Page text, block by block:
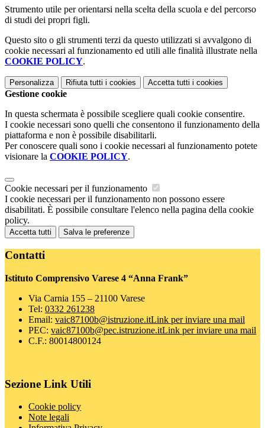
Strumento utile per orientarsi nella scelta della scuola e del percorso
di studi dei propri figli.
Questo sito o gli strumenti terzi da questo utilizzati si avvalgono di
cookie necessari al funzionamento ed utili alle finalità illustrate nella
COOKIE POLICY.
Personalizza Rifiuta tutti i cookies Accetta tutti i cookies
Gestione cookie
In questa schermata è possibile scegliere quali cookie consentire.
I cookie necessari sono quelli che consentono il funzionamento della
piattaforma e non è possibile disabilitarli.
Per conoscere quali sono i cookie necessari al funzionamento potete
visionare la COOKIE POLICY.
Cookie necessari per il funzionamento
I cookie necessari per il funzionamento non possono essere
disabilitati. È possibile consultare l'elenco nella pagina della cookie
policy.
Accetta tutti Salva le preferenze
Contatti
Istituto Comprensivo Varese 4 “Anna Frank”
Via Carnia 155 – 21100 Varese
Tel: 0332 261238
Email: vaic87100b@istruzione.itLink per inviare una mail
PEC: vaic87100b@pec.istruzione.itLink per inviare una mail
C.F.: 80014800124
Sezione Link Utili
Cookie policy
Note legali